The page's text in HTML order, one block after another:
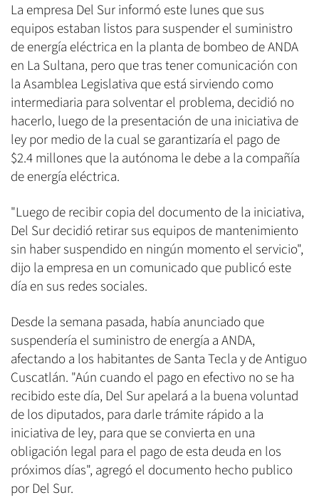
La empresa Del Sur informó este lunes que sus
equipos estaban listos para suspender el suministro
de energía eléctrica en la planta de bombeo de ANDA
en La Sultana, pero que tras tener comunicación con
la Asamblea Legislativa que está sirviendo como
intermediaria para solventar el problema, decidió no
hacerlo, luego de la presentación de una iniciativa de
ley por medio de la cual se garantizaría el pago de
$2.4 millones que la autónoma le debe a la compañía
de energía eléctrica.
"Luego de recibir copia del documento de la iniciativa,
Del Sur decidió retirar sus equipos de mantenimiento
sin haber suspendido en ningún momento el servicio",
dijo la empresa en un comunicado que publicó este
día en sus redes sociales.
Desde la semana pasada, había anunciado que
suspendería el suministro de energía a ANDA,
afectando a los habitantes de Santa Tecla y de Antiguo
Cuscatlán. "Aún cuando el pago en efectivo no se ha
recibido este día, Del Sur apelará a la buena voluntad
de los diputados, para darle trámite rápido a la
iniciativa de ley, para que se convierta en una
obligación legal para el pago de esta deuda en los
próximos días", agregó el documento hecho publico
por Del Sur.